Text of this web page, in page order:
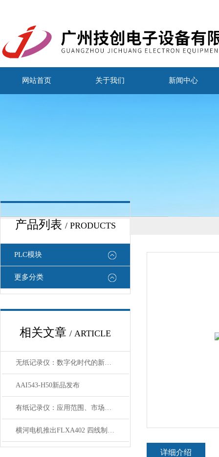
网站首页 关于我们 新闻中心
产品列表 / PRODUCTS
PLC模块
更多分类
相关文章 / ARTICLE
无纸记录仪：数字化时代的新选择
AAI543-H50新品发布
有纸记录仪：应用范围、市场价值及前景分析
横河电机推出FLXA402 四线制液体分析仪和SA11 SENCOM™智能适配器
详细介绍